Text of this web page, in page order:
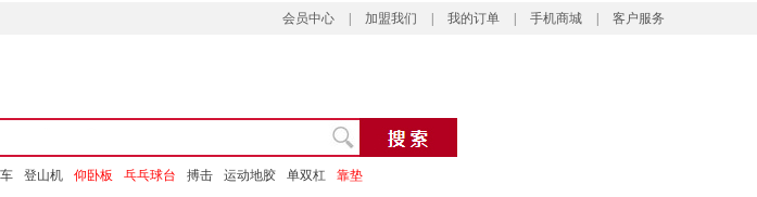
会员中心 加盟我们 我的订单 手机商城 客户服务
登山机 仰卧板 乓乓球台 搏击 运动地胶 单双杠 靠垫